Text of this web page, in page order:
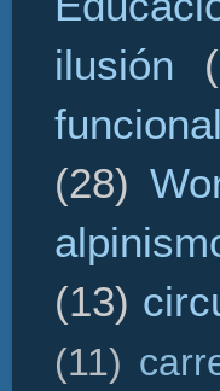
ilusión
funcional
(28)
(13)
(11)